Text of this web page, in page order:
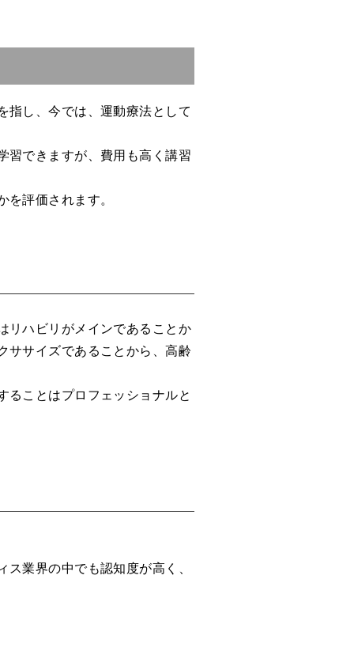
指し、今では、運動療法として
習できますが、費用も高く講習
評価されます。
リハビリがメインであることか
ササイズであることから、高齢
ることはプロフェッショナルと
業界の中でも認知度が高く、